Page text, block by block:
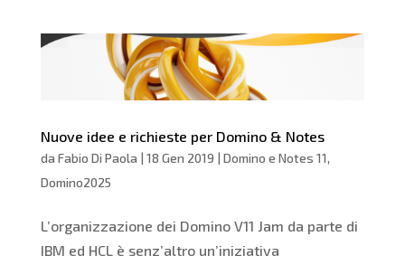
Nuove idee e richieste per Domino & Notes
da Fabio Di Paola | 18 Gen 2019 | Domino e Notes 11,
Domino2025
L’organizzazione dei Domino V11 Jam da parte di
IBM ed HCL è senz’altro un’iniziativa